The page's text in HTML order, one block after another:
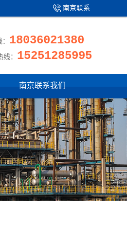
南京联系
18036021380
： 15251285995
南京联系我们